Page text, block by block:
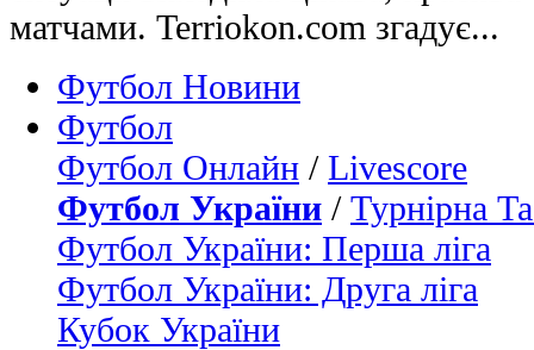
матчами. Terriokon.com згадує...
Футбол Новини
Футбол
Футбол Онлайн / Livescore
Футбол України / Турнірна
Футбол України: Перша ліга
Футбол України: Друга ліга
Кубок України